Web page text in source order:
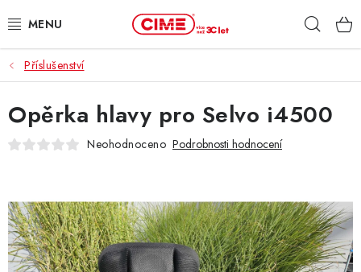
na
ZAHRADA, LES
DÍLNA, STAVBA
MILWAUKEE
PROFI STROJE
Příslušenství
Opěrka hlavy pro Selvo i4500
Neohodnoceno Podrobnosti hodnocení